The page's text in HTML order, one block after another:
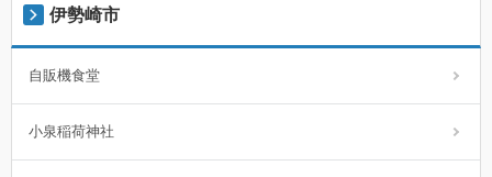
伊勢崎市
自販機食堂
小泉稲荷神社